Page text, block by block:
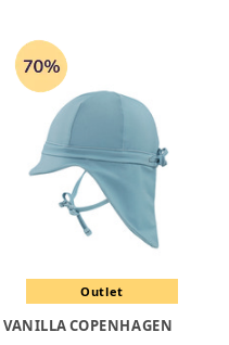
Outlet
VANILLA COPENHAGEN